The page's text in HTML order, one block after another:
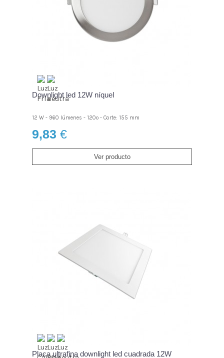
Downlight led 12W níquel
12 W - 960 lúmenes - 120º - Corte: 155 mm
9,83 €
Ver producto
Placa ultrafina downlight led cuadrada 12W